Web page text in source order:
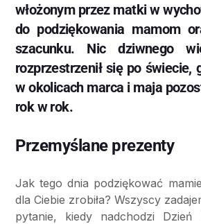
włożonym przez matki w
do podziękowania mamom
szacunku. Nic dziwnego
rozprzestrzenił się po świecie,
w okolicach marca i maja
rok w rok.
Przemyślane prezenty
Jak tego dnia podziękować
dla Ciebie zrobiła? Wszyscy
pytanie, kiedy nadchodzi Dzień